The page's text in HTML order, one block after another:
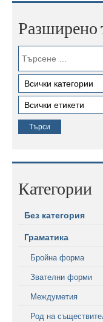
Разширено
Категории
Без категория
Граматика
Бройна форма
Звателни форми
Междуметия
Род на